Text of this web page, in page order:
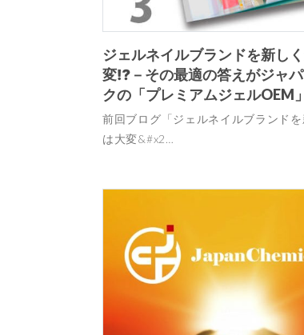
ジェルネイルブランドを新し
変⁉－その最適の答えがジャ
クの「プレミアムジェル
前回ブログ「ジェルネイルブランド
は大変&#x2…